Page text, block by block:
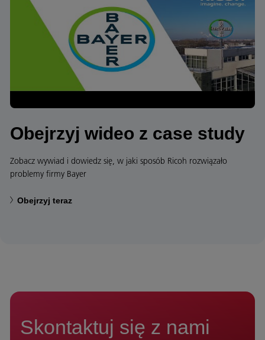
Obejrzyj wideo z case study
Zobacz wywiad i dowiedz się, w jaki sposób Ricoh rozwiązało
problemy firmy Bayer
Obejrzyj teraz
Skontaktuj się z nami